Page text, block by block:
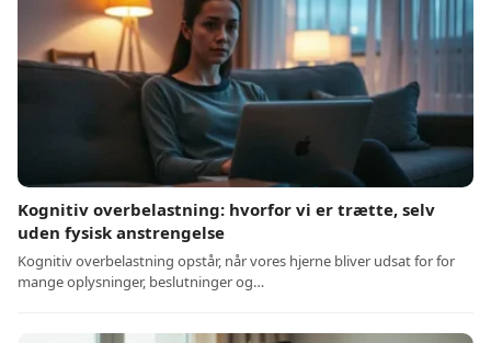
Kognitiv overbelastning: hvorfor vi er trætte, selv
uden fysisk anstrengelse
Kognitiv overbelastning opstår, når vores hjerne bliver udsat for for
mange oplysninger, beslutninger og…